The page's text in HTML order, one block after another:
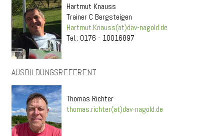
Hartmut Knauss
Trainer C Bergsteigen
Hartmut.Knauss(at)dav-nagold.de
Tel.: 0176 - 10016897
AUSBILDUNGSREFERENT
Thomas Richter
thomas.richter(at)dav-nagold.de